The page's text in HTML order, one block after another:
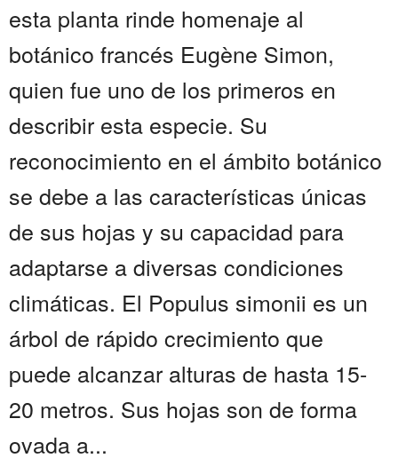
esta planta rinde homenaje al
botánico francés Eugène Simon,
quien fue uno de los primeros en
describir esta especie. Su
reconocimiento en el ámbito botánico
se debe a las características únicas
de sus hojas y su capacidad para
adaptarse a diversas condiciones
climáticas. El Populus simonii es un
árbol de rápido crecimiento que
puede alcanzar alturas de hasta 15-
20 metros. Sus hojas son de forma
ovada a...